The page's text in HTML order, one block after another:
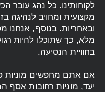
לקוחותינו. כל נהג עובר
מקצועית ומחויב לנהיגה
ובאחריות. בנוסף, אנחנו
מלא, כך שתוכלו להיות
בחוויית הנסיעה.
אם אתם מחפשים מוניות
יעד, מוניות רחובות אסף